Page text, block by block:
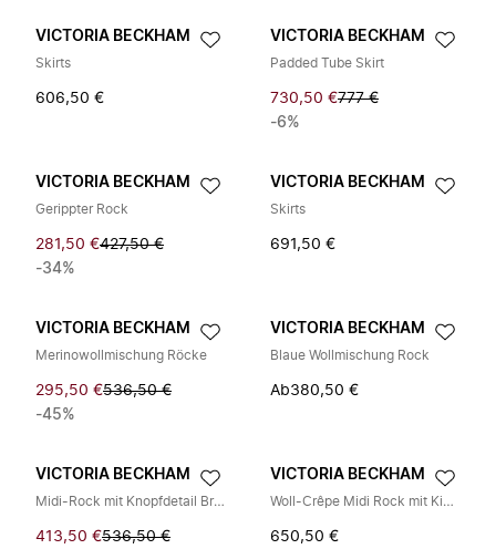
VICTORIA BECKHAM
Skirts
606,50 €
VICTORIA BECKHAM
Padded Tube Skirt
730,50 €777 €
-6%
VICTORIA BECKHAM
Gerippter Rock
281,50 €427,50 €
-34%
VICTORIA BECKHAM
Skirts
691,50 €
VICTORIA BECKHAM
Merinowollmischung Röcke
295,50 €536,50 €
-45%
VICTORIA BECKHAM
Blaue Wollmischung Rock
Ab380,50 €
VICTORIA BECKHAM
Midi-Rock mit Knopfdetail Braun
413,50 €536,50 €
VICTORIA BECKHAM
Woll-Crêpe Midi Rock mit Kick-Detail
650,50 €